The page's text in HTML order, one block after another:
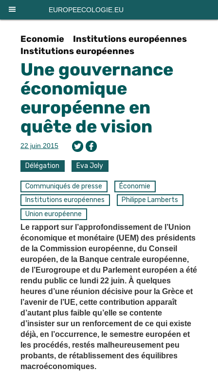
EUROPEECOLOGIE.EU
Economie
Institutions européennes
Institutions européennes
Une gouvernance
économique
européenne en
quête de vision
22 juin 2015
Délégation Eva Joly
Communiqués de presse
Économie
Institutions européennes
Philippe Lamberts
Union européenne
Le rapport sur l’approfondissement de l’Union
économique et monétaire (UEM) des présidents
de la Commission européenne, du Conseil
européen, de la Banque centrale européenne,
de l’Eurogroupe et du Parlement européen a été
rendu public ce lundi 22 juin. À quelques
heures d’une réunion décisive pour la Grèce et
l’avenir de l’UE, cette contribution apparaît
d’autant plus faible qu’elle se contente
d’insister sur un renforcement de ce qui existe
déjà, en l’occurrence, le semestre européen et
les procédés, restés malheureusement peu
probants, de rétablissement des équilibres
macroéconomiques.